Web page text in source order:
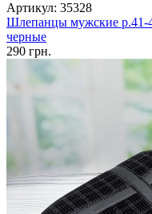
Артикул: 35328
Шлепанцы мужские р.41-
черные
290 грн.